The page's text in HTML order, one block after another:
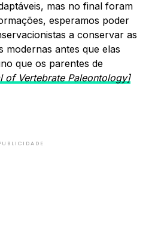
mas no final foram
esperamos poder
a conservar as
antes que elas
que os parentes de
of Vertebrate Paleontology]